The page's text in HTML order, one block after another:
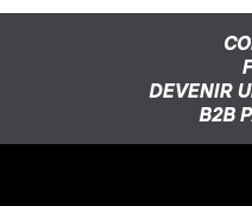
DEVENIR
B2B